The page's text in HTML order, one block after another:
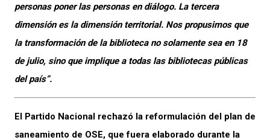
personas poner las personas en diálogo. La tercera
dimensión es la dimensión territorial. Nos propusimos que
la transformación de la biblioteca no solamente sea en 18
de julio, sino que implique a todas las bibliotecas públicas
del país”.
El Partido Nacional rechazó la reformulación del plan de
saneamiento de OSE, que fuera elaborado durante la